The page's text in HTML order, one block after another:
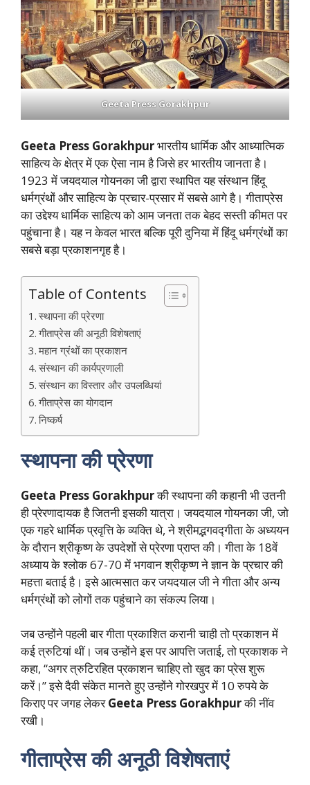
Geeta Press Gorakhpur
Geeta Press Gorakhpurभारतीय धार्मिक और आध्यात्मिक
साहित्य के क्षेत्र में एक ऐसा नाम है जिसे हर भारतीय जानता है।
1923 में जयदयाल गोयनका जी द्वारा स्थापित यह संस्थान हिंदू
धर्मग्रंथों और साहित्य के प्रचार-प्रसार में सबसे आगे है। गीताप्रेस
का उद्देश्य धार्मिक साहित्य को आम जनता तक बेहद सस्ती कीमत पर
पहुंचाना है। यह न केवल भारत बल्कि पूरी दुनिया में हिंदू धर्मग्रंथों का
सबसे बड़ा प्रकाशनगृह है।
Table of Contents
स्थापना की प्रेरणा
गीताप्रेस की अनूठी विशेषताएं
महान ग्रंथों का प्रकाशन
संस्थान की कार्यप्रणाली
संस्थान का विस्तार और उपलब्धियां
गीताप्रेस का योगदान
निष्कर्ष
स्थापना की प्रेरणा
Geeta Press Gorakhpurकी स्थापना की कहानी भी उतनी
ही प्रेरणादायक है जितनी इसकी यात्रा। जयदयाल गोयनका जी, जो
एक गहरे धार्मिक प्रवृत्ति के व्यक्ति थे, ने श्रीमद्भगवद्गीता के अध्ययन
के दौरान श्रीकृष्ण के उपदेशों से प्रेरणा प्राप्त की। गीता के 18वें
अध्याय के श्लोक 67-70 में भगवान श्रीकृष्ण ने ज्ञान के प्रचार की
महत्ता बताई है। इसे आत्मसात कर जयदयाल जी ने गीता और अन्य
धर्मग्रंथों को लोगों तक पहुंचाने का संकल्प लिया।
जब उन्होंने पहली बार गीता प्रकाशित करानी चाही तो प्रकाशन में
कई त्रुटियां थीं। जब उन्होंने इस पर आपत्ति जताई, तो प्रकाशक ने
कहा, “अगर त्रुटिरहित प्रकाशन चाहिए तो खुद का प्रेस शुरू
करें।” इसे दैवी संकेत मानते हुए उन्होंने गोरखपुर में 10 रुपये के
किराए पर जगह लेकरGeeta Press Gorakhpurकी नींव
रखी।
गीताप्रेस की अनूठी विशेषताएं